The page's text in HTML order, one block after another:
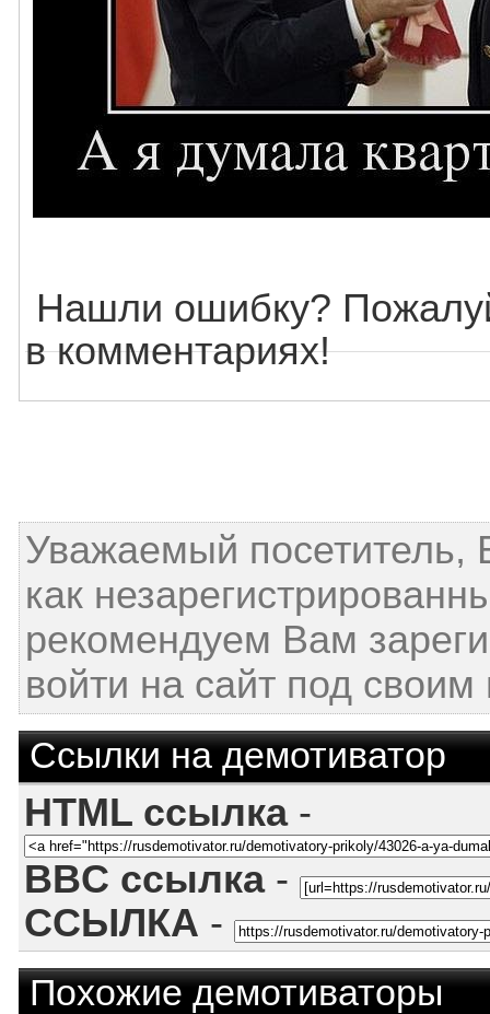
Нашли ошибку?
в комментариях!
Уважаемый посетитель,
как
рекомендуем Вам
войти на сайт под
Ссылки на демотиватор
HTML ссылка-
BBC ссылка-
ССЫЛКА -
Похожие демотиваторы